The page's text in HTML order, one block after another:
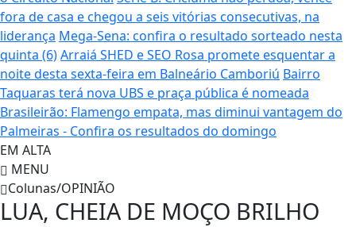
fora de casa e chegou a seis vitórias consecutivas, na
liderança Mega-Sena: confira o resultado sorteado nesta
quinta (6)Arraiá SHED e SEO Rosa promete esquentar a
noite desta sexta-feira em Balneário Camboriú Bairro
Taquaras terá nova UBS e praça pública é nomeada
Brasileirão: Flamengo empata, mas diminui vantagem do
Palmeiras - Confira os resultados do domingo
EM ALTA
MENU
Colunas/OPINIÃO
LUA, CHEIA DE MOÇO BRILHO